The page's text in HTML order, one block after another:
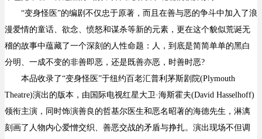
“变身怪医”的编剧不仅忠于原著，而且在善与恶的争斗中加入了浪
漫爱情的童话、欲念、愤怒和谋杀等新的元素，更在这个貌似荒诞无
稽的故事中蕴藏了一个深刻的人性命题：人，到底是简简单单的黑白
分明、一成不变的非善即恶，还是既善亦恶，时善时恶?
本品收录了“变身怪医”于纽约百老汇普利茅斯剧院(Plymouth
Theatre)演出的版本，由国际电视红星大卫·海斯霍夫(David Hasselhoff)
领衔主演，同时饰演善良的哲基尔医生和恶名昭著的海德先生，淋漓
刻画了人物内心爱憎交织、善恶交战的矛盾与挣扎。演出现场不但调